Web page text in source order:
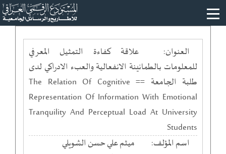
العنوان:
علاقة كفاءة التمثيل المعرفي
للمعلومات بالطمانينة الانفعالية والعبء الادراكي لدى
طلبة الجامعة == The Relation Of Cognitive
Representation Of Information With Emotional
Tranquility And Perceptual Load At University
Students
اسم المؤلف:
ميثم علي حسن الشويلي